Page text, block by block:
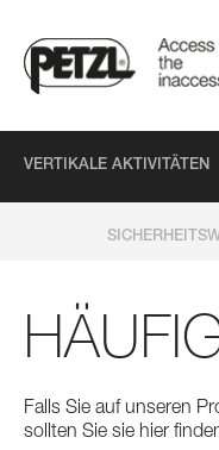
VERTIKALE AKTIVITÄTEN
Falls Sie auf unseren
sollten Sie sie hier